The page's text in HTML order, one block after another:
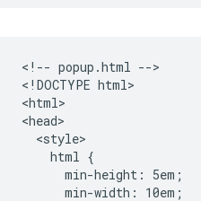
<!-- popup.html -->
<!DOCTYPE html>
<html>
<head>
  <style>
    html {
      min-height: 5em;
      min-width: 10em;